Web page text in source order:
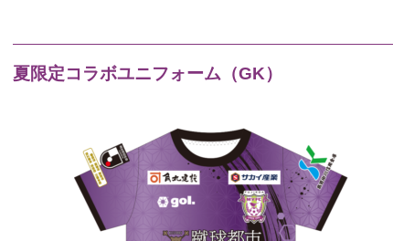
夏限定コラボユニフォーム（GK）